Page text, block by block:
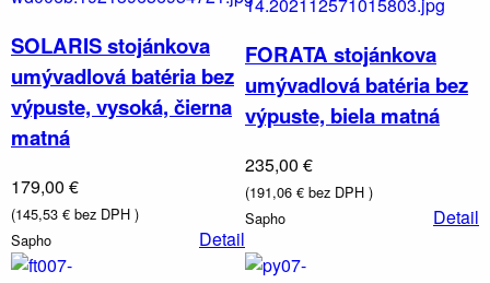
Kúrenie,
SOLARIS stojánkova
umývadlová batéria bez
výpuste, vysoká, čierna
matná
179,00 €
(145,53 € bez DPH )
Sapho
Detail
FORATA stojánkova
umývadlová batéria bez
výpuste, biela matná
235,00 €
(191,06 € bez DPH )
Sapho
Detail